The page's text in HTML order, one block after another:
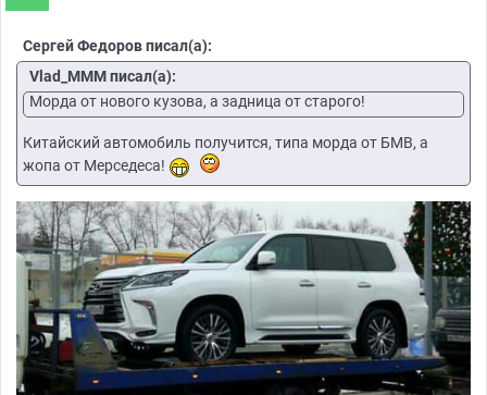
Сергей Федоров писал(а):
Vlad_MMM писал(а):
Морда от нового кузова, а задница от старого!
Китайский автомобиль получится, типа морда от БМВ, а
жопа от Мерседеса!